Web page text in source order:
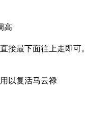
高
接最下面往上走即可。
以复活马云禄